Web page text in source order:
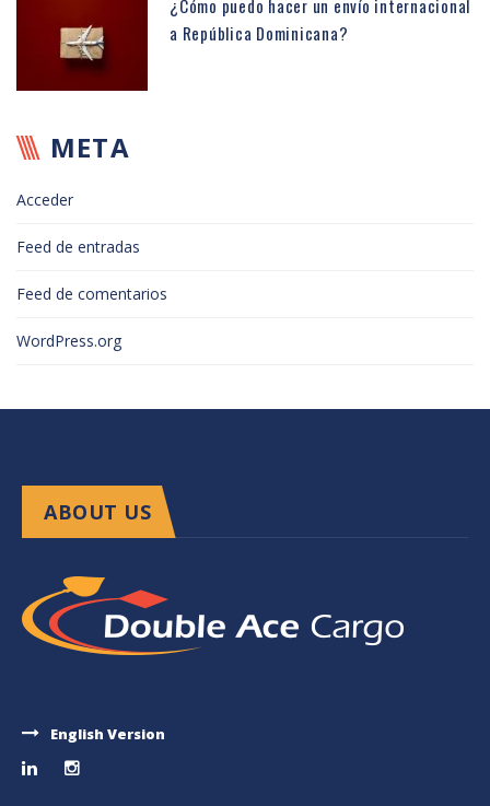
¿Cómo puedo hacer un envío internacional
a República Dominicana?
META
Acceder
Feed de entradas
Feed de comentarios
WordPress.org
ABOUT US
English Version